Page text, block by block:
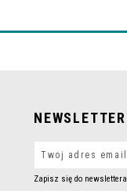
NEWSLETTER
Zapisz się do newslettera